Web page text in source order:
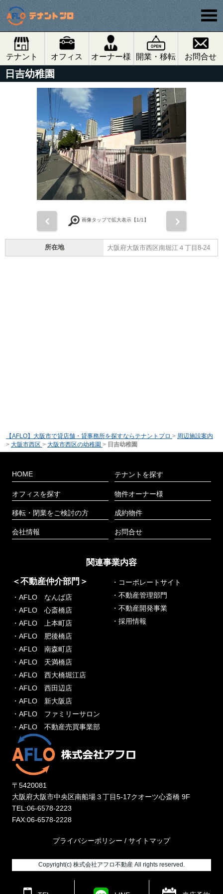
テナント オフィス オーナー様 開業・移転 お問合せ
日吉幼稚園
画像タップで拡大表示【1/1】
所在地 大阪府大阪市西区南堀江４丁目8-24
【AFLO】大阪市で貸店舗・貸事務所を探すならテナントプロ > 周辺施設案内
> 大阪市西区 > 大阪市西区の幼稚園 > 日吉幼稚園
HOME
オフィスを探す
移転・閉業をご検討の方
会社情報
テナントを探す
物件オーナー様
成約物件
お問合せ
関連事業内容
＜不動産仲介部門＞
・AFLO なんば店
・AFLO 心斎橋店
・AFLO 上本町店
・AFLO 肥後橋店
・AFLO 南森町店
・AFLO 天満橋店
・AFLO 西大橋堀江店
・AFLO 西田辺店
・AFLO 新大阪店
・AFLO ファミリーサロン
・AFLO 不動産売買事業部
・コーポレートサイト
・不動産管理部門
・不動産開発事業
・採用情報
〒5420081
大阪府大阪市中央区南船場３丁目5-17クオーツ心斎橋 9F
TEL:06-6578-2223
FAX:06-6578-2228
プライバシーポリシー / サイトマップ
Copyright(c) 株式会社アフロ不動産 All rights reserved.